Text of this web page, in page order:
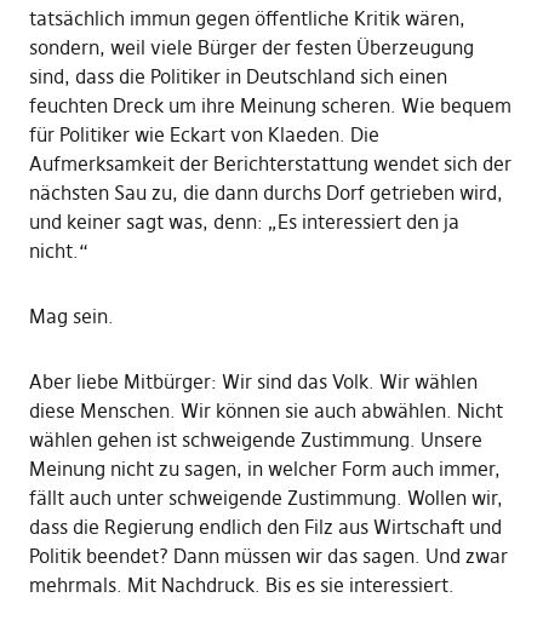
tatsächlich immun gegen öffentliche Kritik wären,
sondern, weil viele Bürger der festen Überzeugung
sind, dass die Politiker in Deutschland sich einen
feuchten Dreck um ihre Meinung scheren. Wie bequem
für Politiker wie Eckart von Klaeden. Die
Aufmerksamkeit der Berichterstattung wendet sich der
nächsten Sau zu, die dann durchs Dorf getrieben wird,
und keiner sagt was, denn: „Es interessiert den ja
nicht.“
Mag sein.
Aber liebe Mitbürger: Wir sind das Volk. Wir wählen
diese Menschen. Wir können sie auch abwählen. Nicht
wählen gehen ist schweigende Zustimmung. Unsere
Meinung nicht zu sagen, in welcher Form auch immer,
fällt auch unter schweigende Zustimmung. Wollen wir,
dass die Regierung endlich den Filz aus Wirtschaft und
Politik beendet? Dann müssen wir das sagen. Und zwar
mehrmals. Mit Nachdruck. Bis es sie interessiert.